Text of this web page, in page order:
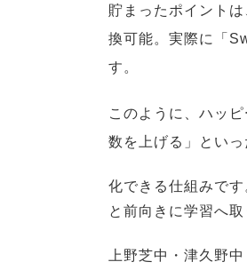
貯まったポイント
換可能。実際に「
す。
このように、ハッ
数を上げる」とい
化できる仕組みで
と前向きに学習へ
上野芝中・津久野